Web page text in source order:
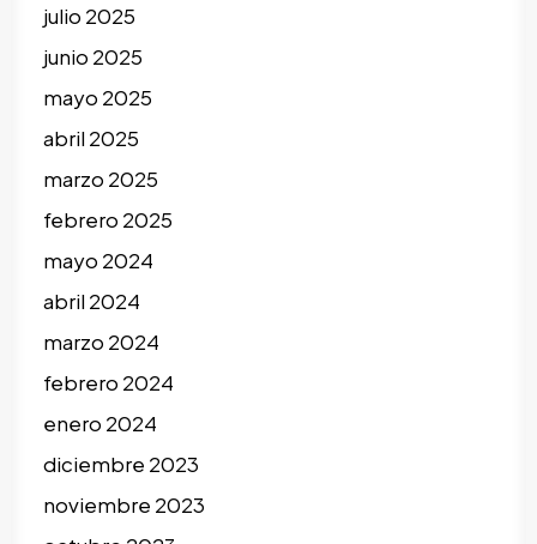
julio 2025
junio 2025
mayo 2025
abril 2025
marzo 2025
febrero 2025
mayo 2024
abril 2024
marzo 2024
febrero 2024
enero 2024
diciembre 2023
noviembre 2023